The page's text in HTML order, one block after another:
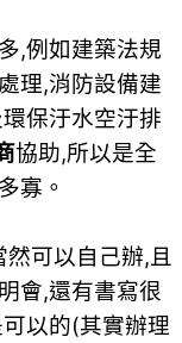
,例如建築法規
處理,消防設備建
保汙水空汙排
協助,所以是全
寡。
可以自己辦,且
會,還有書寫很
以的(其實辦理